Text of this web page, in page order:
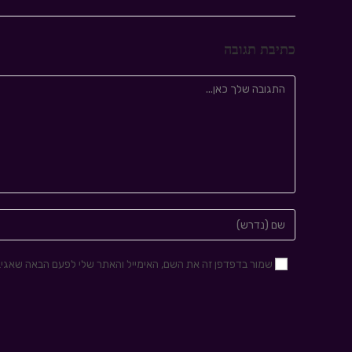
כתיבת תגובה
שמור בדפדפן זה את השם, האימייל והאתר שלי לפעם הבאה